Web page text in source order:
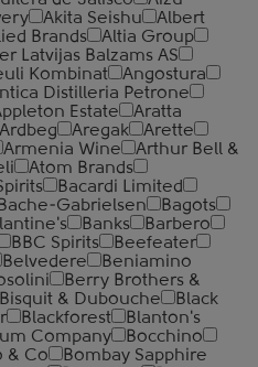
Akita Seishu
Albert
Brands
Altia Group
Latvijas Balzams AS
Kombinat
Angostura
Distilleria Petrone
Estate
Aratta
Ardbeg Aregak
Arette
Armenia Wine
Arthur Bell &
Atom Brands
Bacardi Limited
Bache-Gabrielsen
Bagots
Banks
Barbero
BBC Spirits
Beefeater
Belvedere
Beniamino
Berry Brothers &
Bisquit & Dubouche
Black
Blackforest
Blanton's
Company
Bocchino
& Co
Bombay Sapphire